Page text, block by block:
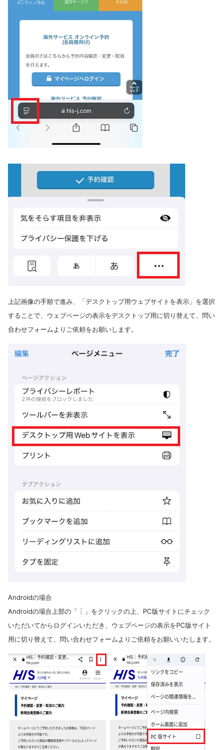
上記画像の手順で進み、
「デスクトップ用ウェブサイトを表示」を選択
することで、ウェブページの表示をデスクトップ用に切り替えて、問い
合わせフォームよりご依頼をお願いします。
Androidの場合
Androidの場合上部の「 ︙
」をクリックの上、PC版サイトにチェック
いただいてからログインいただき、ウェブページの表示をPC版サイト
用に切り替えて、問い合わせフォームよりご依頼をお願いいたします。